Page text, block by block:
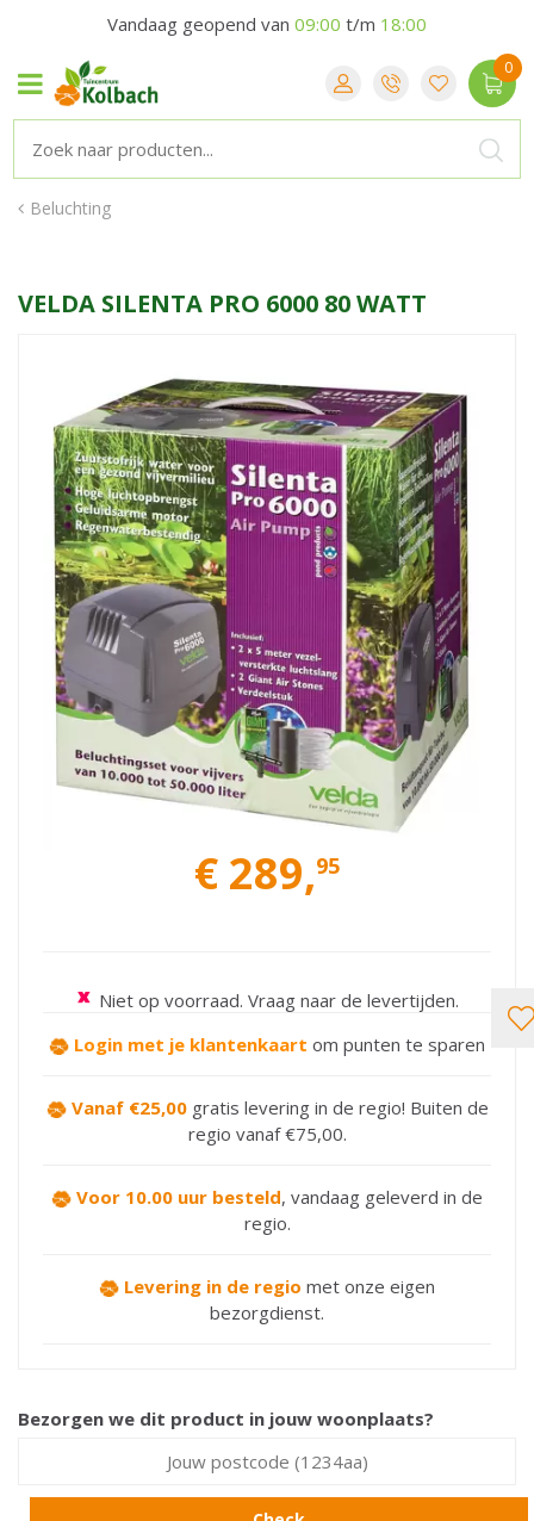
Beluchting
Vandaag geopend van 09:00 t/m 18:00
VELDA SILENTA PRO 6000 80 WATT
€ 289,95
Niet op voorraad. Vraag naar de levertijden.
Login met je klantenkaart om punten te sparen
Vanaf €25,00gratis levering in de regio! Buiten de
regio vanaf €75,00.
Voor 10.00 uur besteld, vandaag geleverd in de
regio.
Levering in de regio met onze eigen
bezorgdienst.
Bezorgen we dit product in jouw woonplaats?